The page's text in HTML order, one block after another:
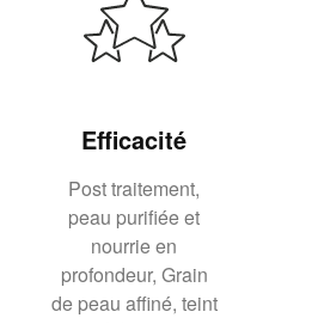
Efficacité
Post traitement,
peau purifiée et
nourrie en
profondeur, Grain
de peau affiné, teint